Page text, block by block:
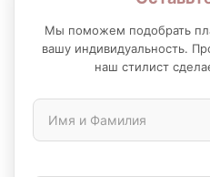
Мы поможем подобрать
вашу индивидуальность.
наш стилист